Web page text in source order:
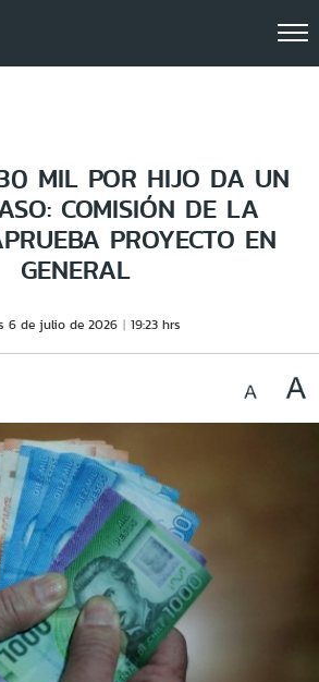
MIL POR HIJO DA UN
COMISIÓN DE LA
PROYECTO EN
GENERAL
6 de julio de 2026 19:23 hrs